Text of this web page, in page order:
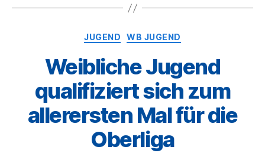
Kategorien
JUGEND WB JUGEND
Weibliche Jugend
qualifiziert sich zum
allerersten Mal für die
Oberliga